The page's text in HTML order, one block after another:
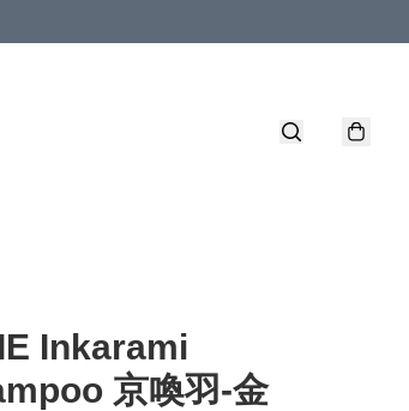
Inkarami
京喚羽-金